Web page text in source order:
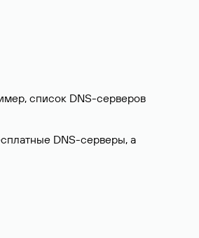
список DNS-серверов
DNS-серверы, а